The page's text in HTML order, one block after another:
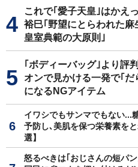
これで｢愛子天皇｣はかえ
裕巳｢野望にとらわれた麻
皇室典範の大原則｣
｢ボディーバッグ｣より評
オンで見かける一発で｢だ
になるNGアイテム
イワシでもサンマでもない...
予防し､美肌を保つ栄養素を
選】
怒るべきは｢おじさんの短パ